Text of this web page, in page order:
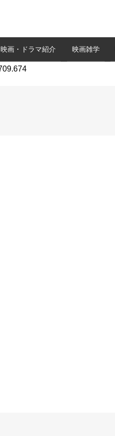
映画・ドラマ紹介 映画雑学